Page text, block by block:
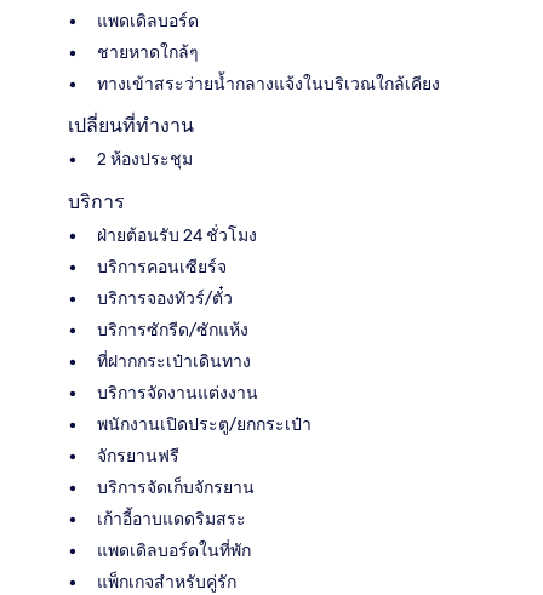
แพดเดิลบอร์ด
ชายหาดใกล้ๆ
ทางเข้าสระว่ายน้ำกลางแจ้งในบริเวณใกล้เคียง
เปลี่ยนที่ทำงาน
2 ห้องประชุม
บริการ
ฝ่ายต้อนรับ 24 ชั่วโมง
บริการคอนเซียร์จ
บริการจองทัวร์/ตั๋ว
บริการซักรีด/ซักแห้ง
ที่ฝากกระเป๋าเดินทาง
บริการจัดงานแต่งงาน
พนักงานเปิดประตู/ยกกระเป๋า
จักรยานฟรี
บริการจัดเก็บจักรยาน
เก้าอี้อาบแดดริมสระ
แพดเดิลบอร์ดในที่พัก
แพ็กเกจสำหรับคู่รัก